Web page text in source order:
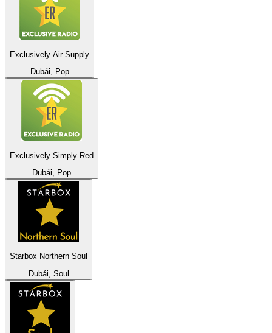
Exclusively Air Supply
Dubái, Pop
Exclusively Simply Red
Dubái, Pop
Starbox Northern Soul
Dubái, Soul